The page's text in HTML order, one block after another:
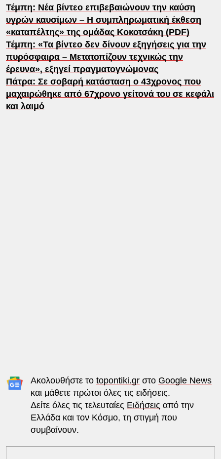
Τέμπη: Νέα βίντεο επιβεβαιώνουν την καύση
υγρών καυσίμων – Η συμπληρωματική έκθεση
«καταπέλτης» της ομάδας Κοκοτσάκη (PDF)
Τέμπη: «Τα βίντεο δεν δίνουν εξηγήσεις για την
πυρόσφαιρα – Μετατοπίζουν τεχνικώς την
έρευνα», εξηγεί πραγματογνώμονας
Πάτρα: Σε σοβαρή κατάσταση ο 43χρονος που
μαχαιρώθηκε από 67χρονο γείτονά του σε κεφάλι
και λαιμό
Ακολουθήστε το topontiki.grστο Google News
και μάθετε πρώτοι όλες τις ειδήσεις.
Δείτε όλες τις τελευταίες Ειδήσεις από την
Ελλάδα και τον Κόσμο, τη στιγμή που
συμβαίνουν.